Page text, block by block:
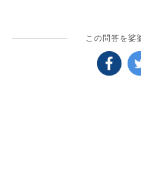
この問答を娑